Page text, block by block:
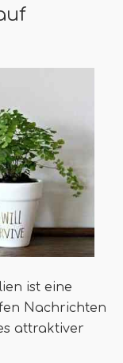
ist eine
Nachrichten
attraktiver